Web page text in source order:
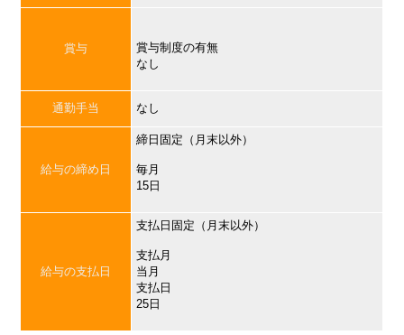
賞与
賞与制度の有無
なし
通勤手当 なし
給与の締め日
締日固定（月末以外）
毎月
15日
給与の支払日
支払日固定（月末以外）
支払月
当月
支払日
25日